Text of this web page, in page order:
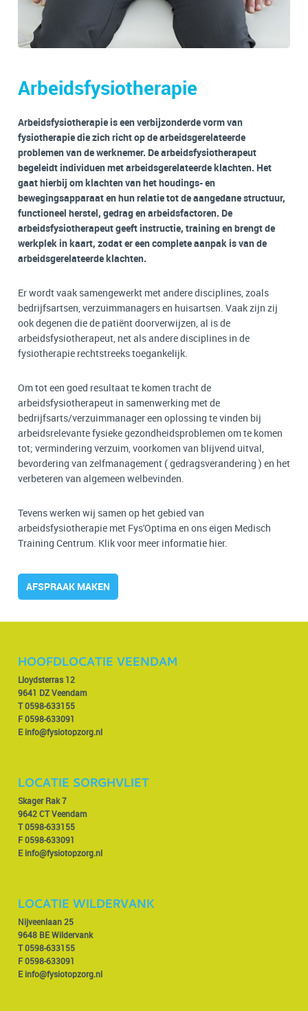
Arbeidsfysiotherapie
Arbeidsfysiotherapie is een verbijzonderde vorm van
fysiotherapie die zich richt op de arbeidsgerelateerde
problemen van de werknemer. De arbeidsfysiotherapeut
begeleidt individuen met arbeidsgerelateerde klachten. Het
gaat hierbij om klachten van het houdings- en
bewegingsapparaat en hun relatie tot de aangedane structuur,
functioneel herstel, gedrag en arbeidsfactoren. De
arbeidsfysiotherapeut geeft instructie, training en brengt de
werkplek in kaart, zodat er een complete aanpak is van de
arbeidsgerelateerde klachten.
Er wordt vaak samengewerkt met andere disciplines, zoals
bedrijfsartsen, verzuimmanagers en huisartsen. Vaak zijn zij
ook degenen die de patiënt doorverwijzen, al is de
arbeidsfysiotherapeut, net als andere disciplines in de
fysiotherapie rechtstreeks toegankelijk.
Om tot een goed resultaat te komen tracht de
arbeidsfysiotherapeut in samenwerking met de
bedrijfsarts/verzuimmanager een oplossing te vinden bij
arbeidsrelevante fysieke gezondheidsproblemen om te komen
tot; vermindering verzuim, voorkomen van blijvend uitval,
bevordering van zelfmanagement ( gedragsverandering ) en het
verbeteren van algemeen welbevinden.
Tevens werken wij samen op het gebied van
arbeidsfysiotherapie met Fys'Optima en ons eigen Medisch
Training Centrum. Klik voor meer informatie hier.
AFSPRAAK MAKEN
HOOFDLOCATIE VEENDAM
Lloydsterras 12
9641 DZ Veendam
T0598-633155
F 0598-633091
Einfo@fysiotopzorg.nl
LOCATIE SORGHVLIET
Skager Rak 7
9642 CT Veendam
T0598-633155
F 0598-633091
Einfo@fysiotopzorg.nl
LOCATIE WILDERVANK
Nijveenlaan 25
9648 BE Wildervank
T0598-633155
F 0598-633091
Einfo@fysiotopzorg.nl